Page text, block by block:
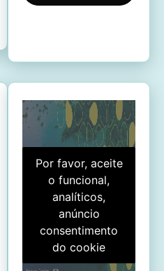
Por favor, aceite
o funcional,
analíticos,
anúncio
consentimento
do cookie